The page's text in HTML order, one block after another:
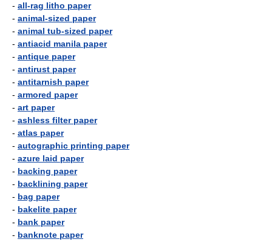
- all-rag litho paper
- animal-sized paper
- animal tub-sized paper
- antiacid manila paper
- antique paper
- antirust paper
- antitarnish paper
- armored paper
- art paper
- ashless filter paper
- atlas paper
- autographic printing paper
- azure laid paper
- backing paper
- backlining paper
- bag paper
- bakelite paper
- bank paper
- banknote paper